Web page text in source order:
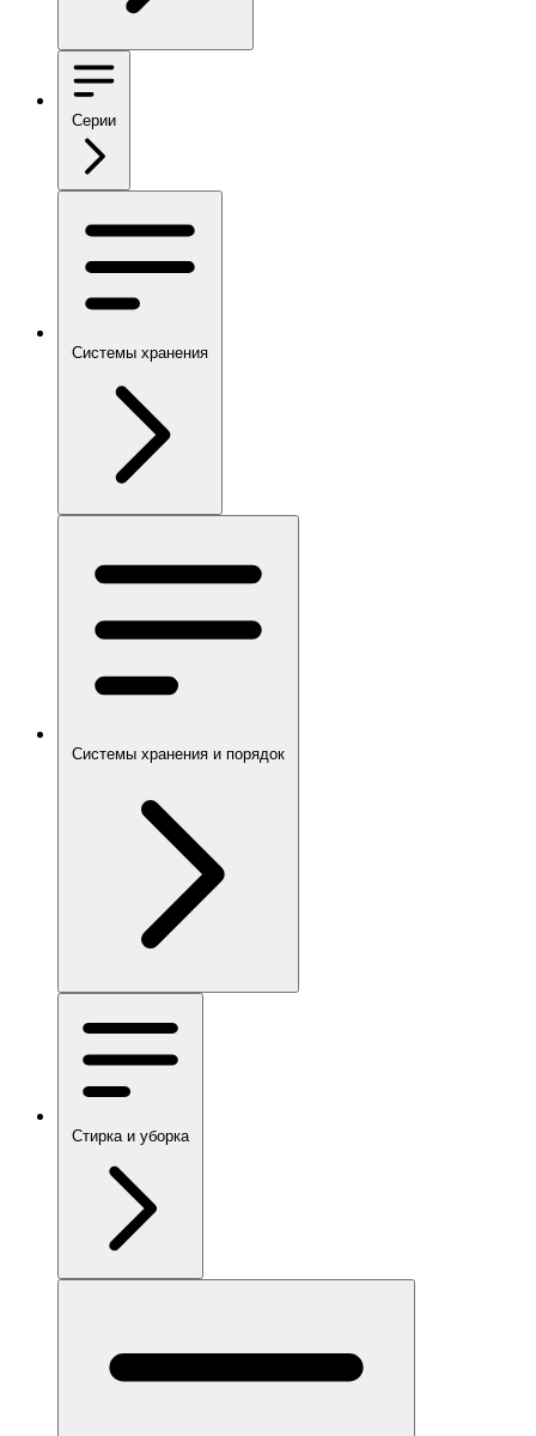
Серии
Системы хранения
Системы хранения и порядок
Стирка и уборка